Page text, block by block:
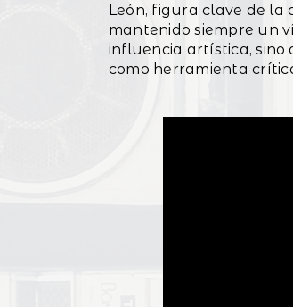
León, figura clave de la
mantenido siempre un
influencia artística,
como herramienta